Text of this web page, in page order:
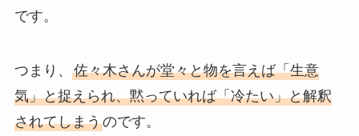
です。
つまり、 佐々木さんが堂々と物を言えば「生意
気」と捉えられ、黙っていれば「冷たい」と解釈
されてしまうのです。